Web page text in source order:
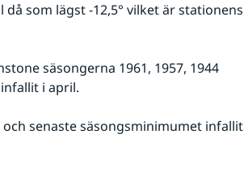
som lägst -12,5° vilket är stationens
säsongerna 1961, 1957, 1944
i april.
senaste säsongsminimumet infallit